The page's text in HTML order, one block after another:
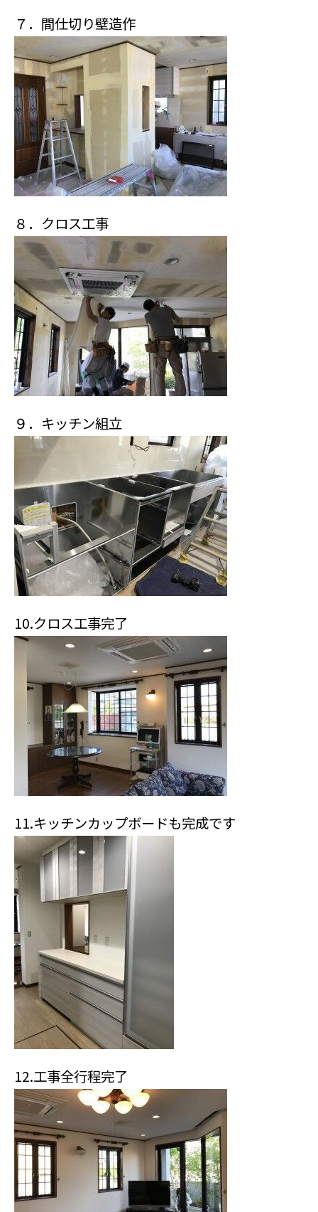
７．間仕切り壁造作
８．クロス工事
９．キッチン組立
10.クロス工事完了
11.キッチンカップボードも完成です
12.工事全行程完了